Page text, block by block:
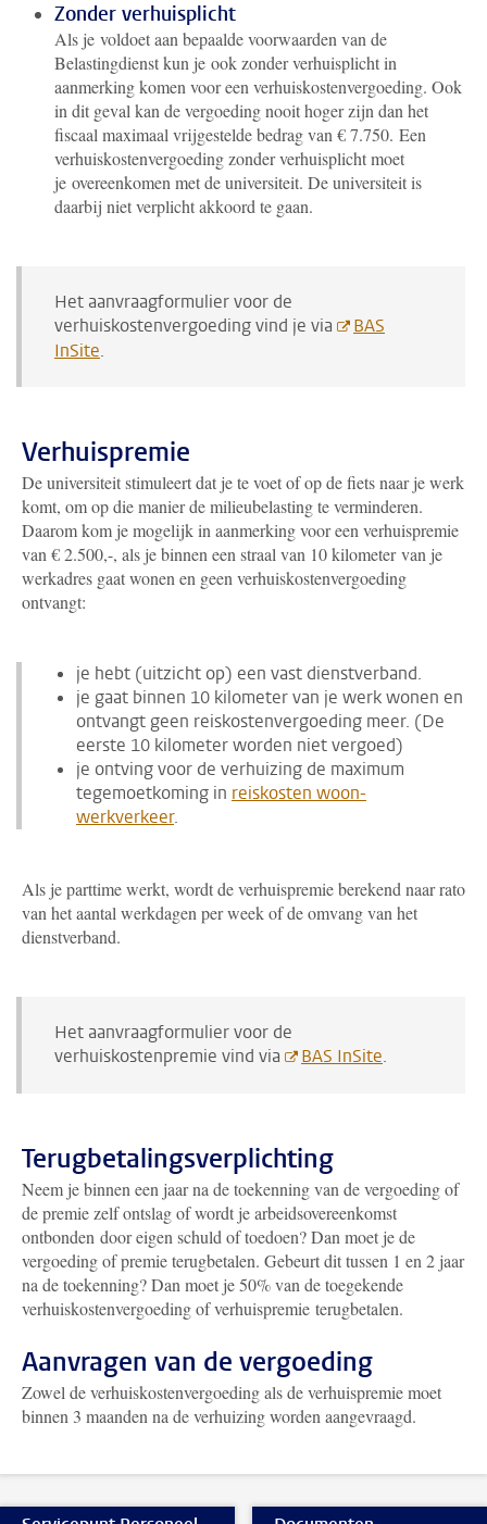
Zonder verhuisplicht
Als je voldoet aan bepaalde voorwaarden van de
Belastingdienst kun je ook zonder verhuisplicht in
aanmerking komen voor een verhuiskostenvergoeding. Ook
in dit geval kan de vergoeding nooit hoger zijn dan het
fiscaal maximaal vrijgestelde bedrag van € 7.750. Een
verhuiskostenvergoeding zonder verhuisplicht moet
je overeenkomen met de universiteit. De universiteit is
daarbij niet verplicht akkoord te gaan.
Het aanvraagformulier voor de
verhuiskostenvergoeding vind je via
BAS
InSite.
Verhuispremie
De universiteit stimuleert dat je te voet of op de fiets naar je werk
komt, om op die manier de milieubelasting te verminderen.
Daarom kom je mogelijk in aanmerking voor een verhuispremie
van € 2.500,-, als je binnen een straal van 10 kilometer van je
werkadres gaat wonen en geen verhuiskostenvergoeding
ontvangt:
je hebt (uitzicht op) een vast dienstverband.
je gaat binnen 10 kilometer van je werk wonen en
ontvangt geen reiskostenvergoeding meer. (De
eerste 10 kilometer worden niet vergoed)
je ontving voor de verhuizing de maximum
tegemoetkoming in reiskosten woon-
werkverkeer.
Als je parttime werkt, wordt de verhuispremie berekend naar rato
van het aantal werkdagen per week of de omvang van het
dienstverband.
Het aanvraagformulier voor de
verhuiskostenpremie vind via BAS InSite.
Terugbetalingsverplichting
Neem je binnen een jaar na de toekenning van de vergoeding of
de premie zelf ontslag of wordt je arbeidsovereenkomst
ontbonden door eigen schuld of toedoen? Dan moet je de
vergoeding of premie terugbetalen. Gebeurt dit tussen 1 en 2 jaar
na de toekenning? Dan moet je 50% van de toegekende
verhuiskostenvergoeding of verhuispremie terugbetalen.
Aanvragen van de vergoeding
Zowel de verhuiskostenvergoeding als de verhuispremie moet
binnen 3 maanden na de verhuizing worden aangevraagd.